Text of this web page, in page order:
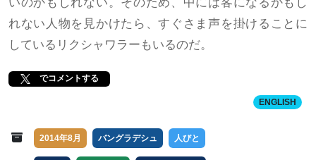
れない人物を見かけたら、すぐさま声を掛けることに
しているリクシャワラーもいるのだ。
でコメントする
ENGLISH
2014年8月 バングラデシュ 人びと